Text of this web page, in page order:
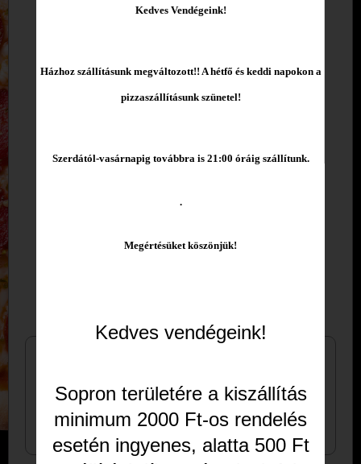
Allergének
Füstölt tarja
Lilahagyma
Mozzarella sajt
Sajt
Kedves Vendégeink!
Házhoz szállításunk megváltozott!! A hétfő és keddi napokon a
pizzaszállításunk szünetel!
Szerdától-vasárnapig továbbra is 21:00 óráig szállítunk.
.
Megértésüket köszönjük!
Kedves vendégeink!
Sopron területére a kiszállítás
minimum 2000 Ft-os rendelés
esetén ingyenes, alatta 500 Ft